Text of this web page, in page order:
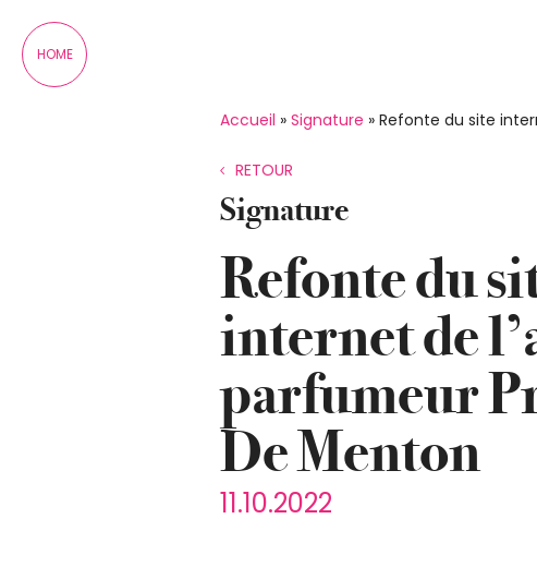
HOME
Accueil » Signature » Refonte du site
RETOUR
Signature
Refonte du
internet de
parfumeur
De Menton
11.10.2022